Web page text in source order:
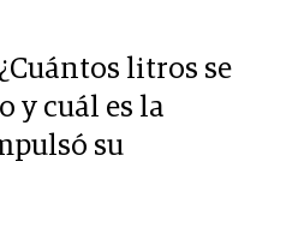
litros se
y cuál es la
su